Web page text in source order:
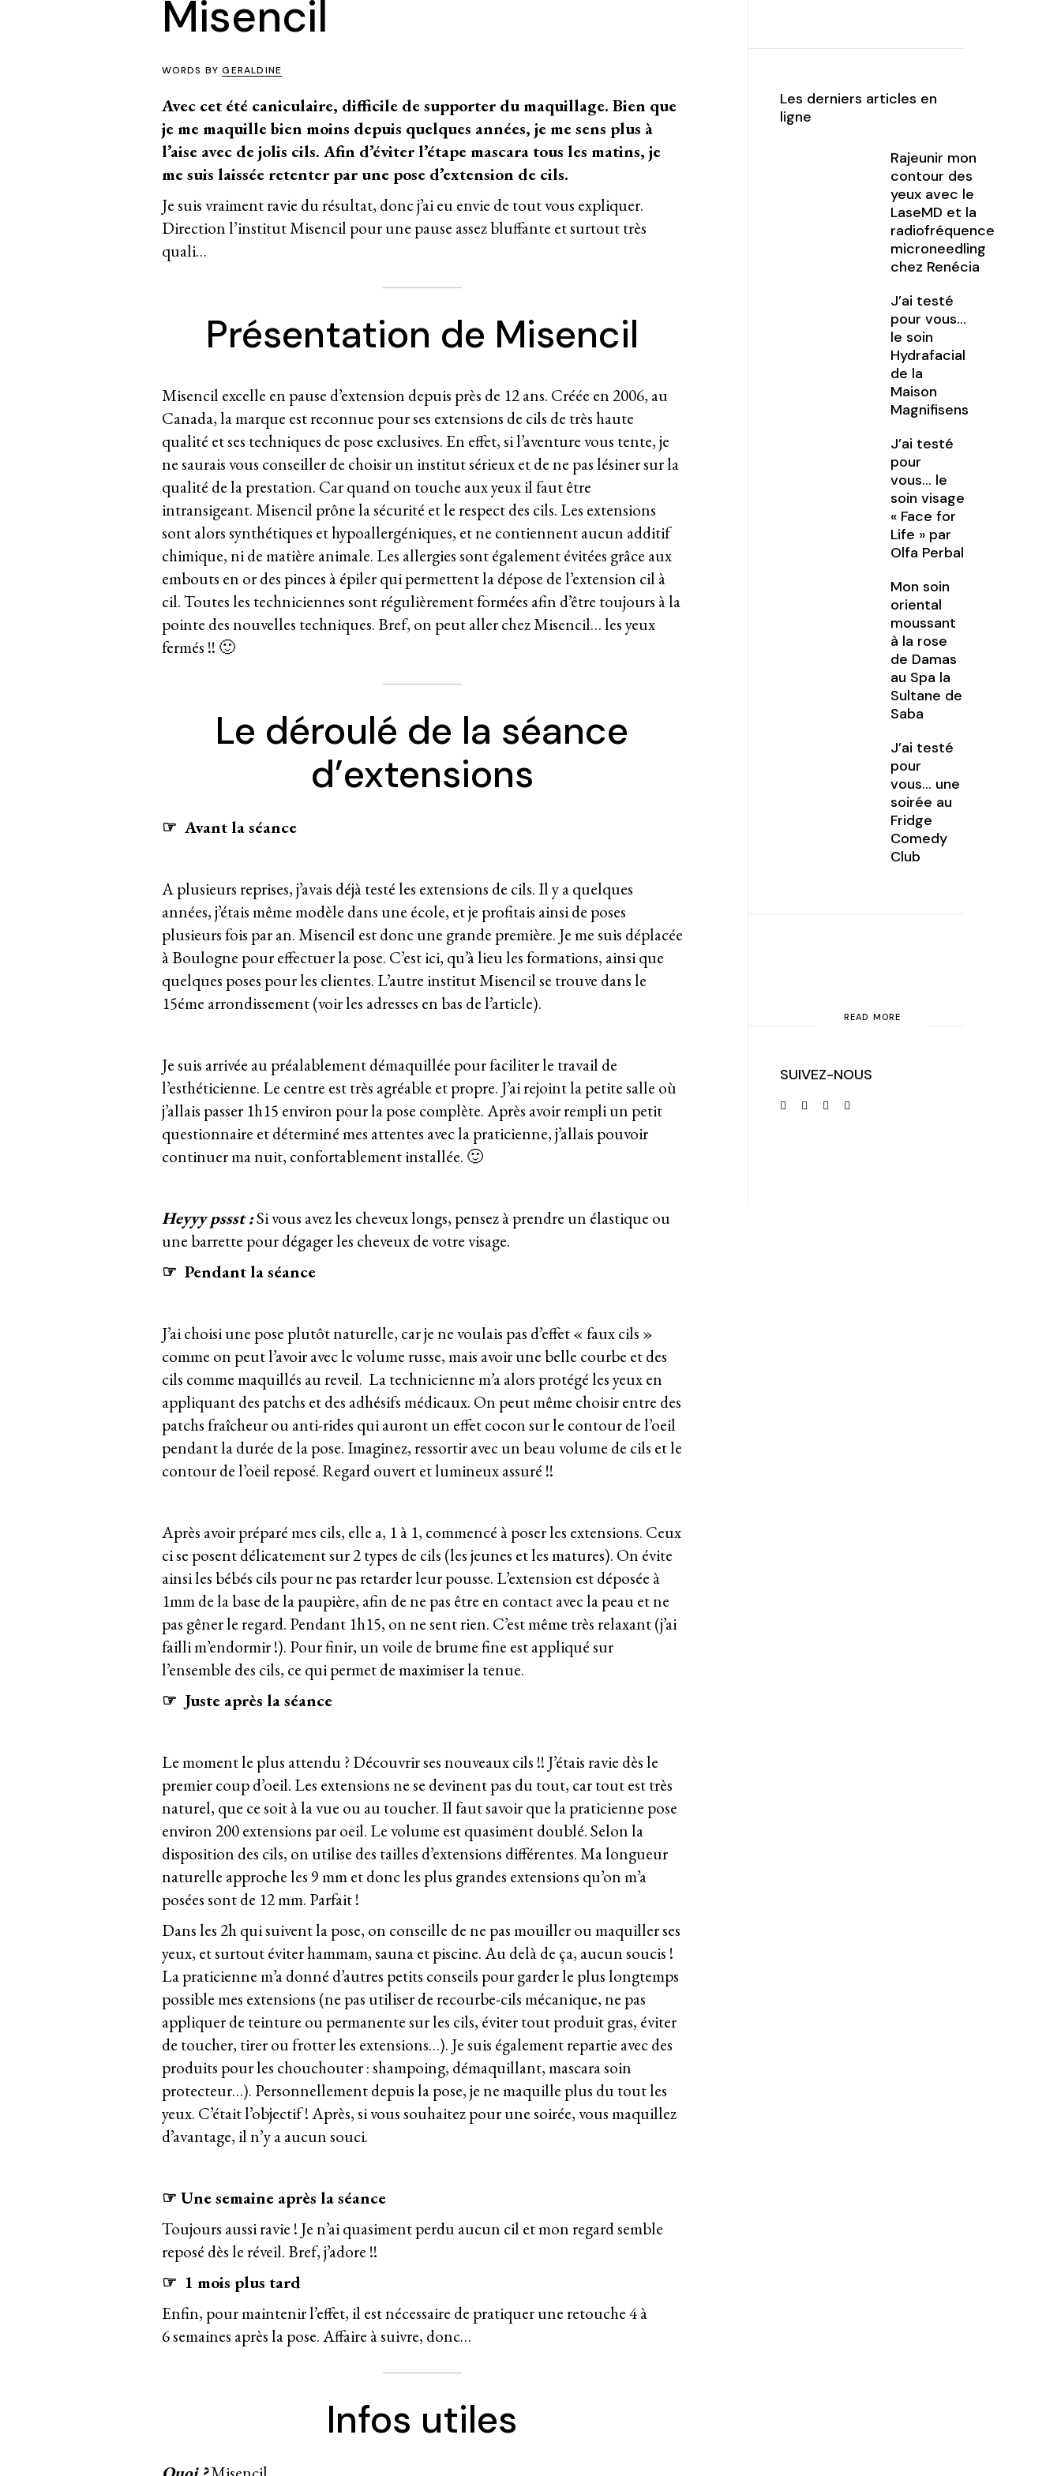
Misencil
WORDS BYGERALDINE
Avec cet été caniculaire, difficile de supporter dumaquillage. Bien que
je me maquille bien moins depuis quelques années, je me sens plus à
l’aise avec de jolis cils. Afin d’éviter l’étape mascara tous les matins, je
me suis laissée retenter par une pose d’extension de cils.
Je suis vraiment ravie du résultat, donc j’ai eu envie de tout vous expliquer.
Direction l’institut Misencil pour une pause assez bluffante et surtout très
quali…
Présentation de Misencil
Misencil excelle en pause d’extension depuis près de 12 ans. Créée en 2006, au
Canada, la marque est reconnue pour ses extensions de cils de très haute
qualité et ses techniques de pose exclusives. En effet, si l’aventure vous tente, je
ne saurais vous conseiller de choisir un institut sérieux et de ne pas lésiner sur la
qualité de la prestation. Car quand on touche aux yeux il faut être
intransigeant. Misencil prône la sécurité et le respect des cils. Les extensions
sont alors synthétiques et hypoallergéniques, et ne contiennent aucun additif
chimique, ni de matière animale. Les allergies sont également évitées grâce aux
embouts en or des pinces à épiler qui permettent la dépose de l’extension cil à
cil. Toutes les techniciennes sont régulièrement formées afin d’être toujours à la
pointe des nouvelles techniques. Bref, on peut aller chez Misencil… les yeux
fermés !! 🙂
Le déroulé de la séance
d’extensions
☞ Avant la séance
A plusieurs reprises, j’avais déjà testé les extensions de cils. Il y a quelques
années, j’étais même modèle dans une école, et je profitais ainsi de poses
plusieurs fois par an. Misencil est donc une grande première. Je me suis déplacée
à Boulogne pour effectuer la pose. C’est ici, qu’à lieu les formations, ainsi que
quelques poses pour les clientes. L’autre institut Misencil se trouve dans le
15éme arrondissement (voir les adresses en bas de l’article).
Je suis arrivée au préalablement démaquillée pour faciliter le travail de
l’esthéticienne. Le centre est très agréable et propre. J’ai rejoint la petite salle où
j’allais passer 1h15 environ pour la pose complète. Après avoir rempli un petit
questionnaire et déterminé mes attentes avec la praticienne, j’allais pouvoir
continuer ma nuit, confortablement installée. 🙂
Heyyy pssst :Si vous avez les cheveux longs, pensez à prendre un élastique ou
une barrette pour dégager les cheveux de votre visage.
☞ Pendant la séance
J’ai choisi une pose plutôt naturelle, car je ne voulais pas d’effet « faux cils »
comme on peut l’avoir avec le volume russe, mais avoir une belle courbe et des
cils comme maquillés au reveil. La technicienne m’a alors protégé les yeux en
appliquant des patchs et des adhésifs médicaux. On peut même choisir entre des
patchs fraîcheur ou anti-rides qui auront un effet cocon sur le contour de l’oeil
pendant la durée de la pose. Imaginez, ressortir avec un beau volume de cils et le
contour de l’oeil reposé. Regard ouvert et lumineux assuré !!
Après avoir préparé mes cils, elle a, 1 à 1, commencé à poser les extensions. Ceux
ci se posent délicatement sur 2 types de cils (les jeunes et les matures). On évite
ainsi les bébés cils pour ne pas retarder leur pousse. L’extension est déposée à
1mm de la base de la paupière, afin de ne pas être en contact avec la peau et ne
pas gêner le regard. Pendant 1h15, on ne sent rien. C’est même très relaxant (j’ai
failli m’endormir !). Pour finir, un voile de brume fine est appliqué sur
l’ensemble des cils, ce qui permet de maximiser la tenue.
☞ Juste après la séance
Le moment le plus attendu ? Découvrir ses nouveaux cils !! J’étais ravie dès le
premier coup d’oeil. Les extensions ne se devinent pas du tout, car tout est très
naturel, que ce soit à la vue ou au toucher. Il faut savoir que la praticienne pose
environ 200 extensions par oeil. Le volume est quasiment doublé. Selon la
disposition des cils, on utilise des tailles d’extensions différentes. Ma longueur
naturelle approche les 9 mm et donc les plus grandes extensions qu’on m’a
posées sont de 12 mm. Parfait !
Dans les 2h qui suivent la pose, on conseille de ne pas mouiller ou maquiller ses
yeux, et surtout éviter hammam, sauna et piscine. Au delà de ça, aucun soucis !
La praticienne m’a donné d’autres petits conseils pour garder le plus longtemps
possible mes extensions (ne pas utiliser de recourbe-cils mécanique, ne pas
appliquer de teinture ou permanente sur les cils, éviter tout produit gras, éviter
de toucher, tirer ou frotter les extensions…). Je suis également repartie avec des
produits pour les chouchouter : shampoing, démaquillant, mascara soin
protecteur…). Personnellement depuis la pose, je ne maquille plus du tout les
yeux. C’était l’objectif ! Après, si vous souhaitez pour une soirée, vous maquillez
d’avantage, il n’y a aucun souci.
☞ Une semaine après la séance
Toujours aussi ravie ! Je n’ai quasiment perdu aucun cil et mon regard semble
reposé dès le réveil. Bref, j’adore !!
☞ 1 mois plus tard
Enfin, pour maintenir l’effet, il est nécessaire de pratiquer une retouche 4 à
6semaines après la pose. Affaire à suivre, donc…
Infos utiles
Les derniers articles en
ligne
Rajeunir mon
contour des
yeux avec le
LaseMD et la
radiofréquence
microneedling
chez Renécia
J’ai testé
pour vous…
le soin
Hydrafacial
de la
Maison
Magnifisens
J’ai testé
pour
vous… le
soin visage
« Face for
Life » par
Olfa Perbal
Mon soin
oriental
moussant
à la rose
de Damas
au Spa la
Sultane de
Saba
J’ai testé
pour
vous… une
soirée au
Fridge
Comedy
Club
READ MORE
SUIVEZ-NOUS